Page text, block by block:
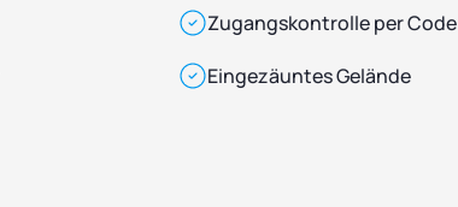
Zugangskontrolle per Code
Eingezäuntes Gelände